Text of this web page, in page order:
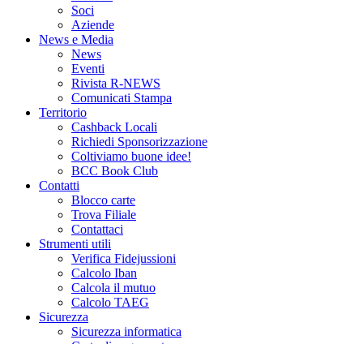
Soci
Aziende
News e Media
News
Eventi
Rivista R-NEWS
Comunicati Stampa
Territorio
Cashback Locali
Richiedi Sponsorizzazione
Coltiviamo buone idee!
BCC Book Club
Contatti
Blocco carte
Trova Filiale
Contattaci
Strumenti utili
Verifica Fidejussioni
Calcolo Iban
Calcola il mutuo
Calcolo TAEG
Sicurezza
Sicurezza informatica